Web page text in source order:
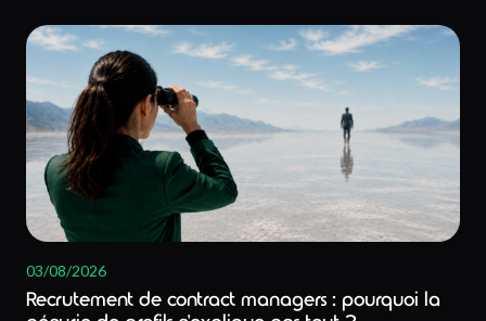
03/08/2026
Recrutement de contract managers : pourquoi la